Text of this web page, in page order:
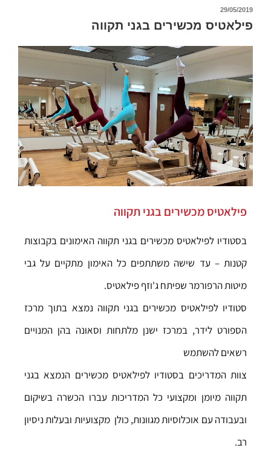
29/05/2019
פילאטיס מכשירים בגני תקווה
פילאטיס מכשירים בגני תקווה
בסטודיו לפילאטיס מכשירים בגני תקווה האימונים בקבוצות
קטנות – עד שישה משתתפים כל האימון מתקיים על גבי
מיטות הרפורמר שפיתח ג'וזף פילאטיס.
סטודיו לפילאטיס מכשירים בגני תקווה נמצא בתוך מרכז
הספורט לידר, במרכז ישנן מלתחות וסאונה בהן המנויים
רשאים להשתמש
צוות המדריכים בסטודיו לפילאטיס מכשירים הנמצא בגני
תקווה מיומן ומקצועי כל המדריכות עברו הכשרה בשיקום
ובעבודה עם אוכלוסיות מגוונות, כולן מקצועיות ובעלות ניסיון
רב.